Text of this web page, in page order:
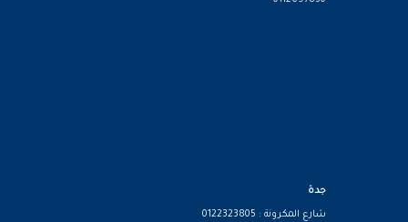
جدة
شارع المكرونة : 0122323805